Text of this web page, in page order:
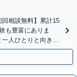
相談無料】累計15
も豊富にありま
人ひとりと向き合